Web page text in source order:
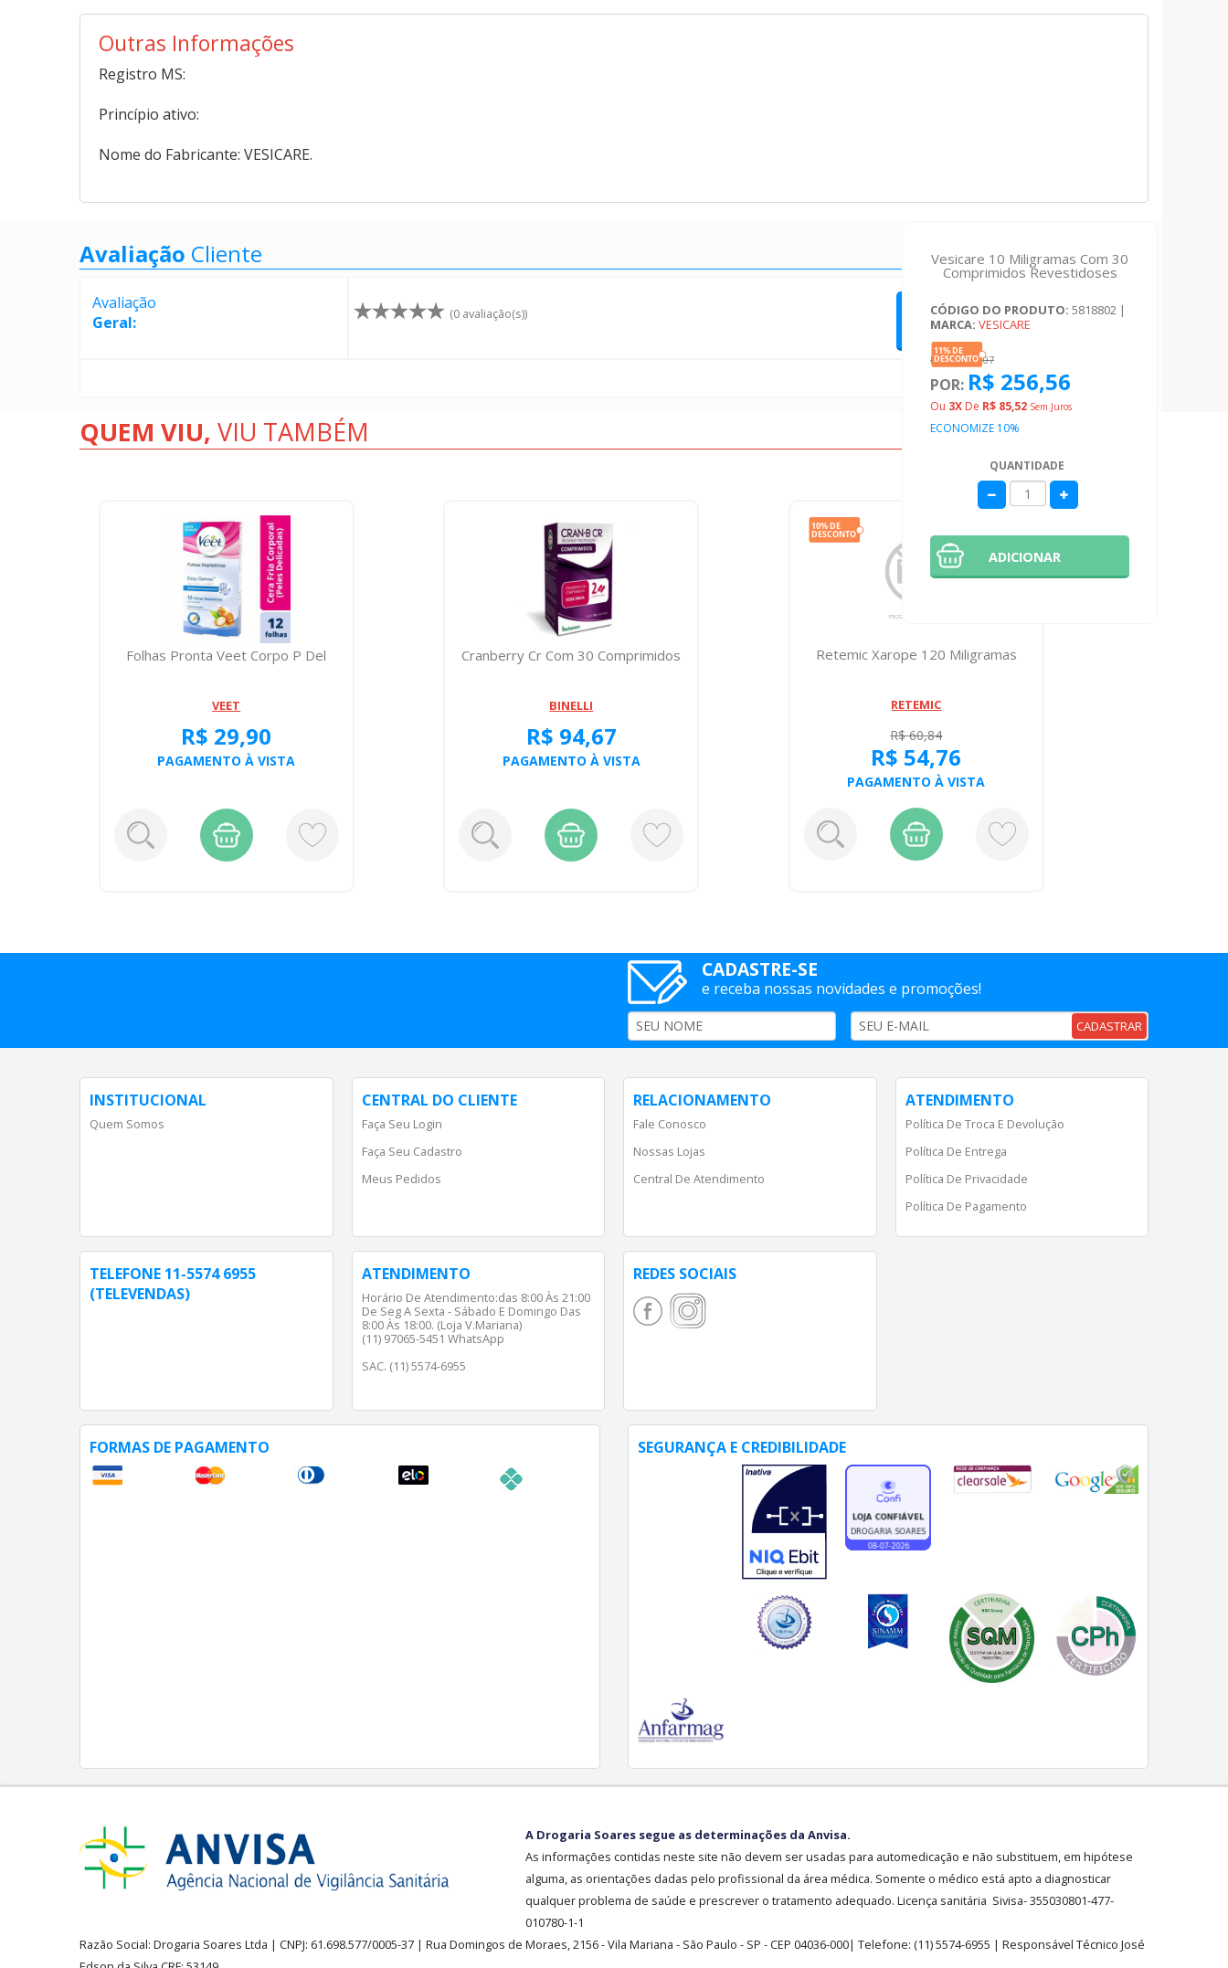
Outras Informações
Registro MS:
Princípio ativo:
Nome do Fabricante: VESICARE.
Vesicare 10 Miligramas Com 30
Comprimidos Revestidoses
CÓDIGO DO PRODUTO: 5818802 |
MARCA: VESICARE
DE: R$ 285,07
POR: R$ 256,56
Ou 3X De R$ 85,52 Sem Juros
ECONOMIZE 10%
QUANTIDADE
ADICIONAR
Avaliação Cliente
Avaliação
Geral:
(0 avaliação(s)) QUERO FAZER UMA AVALIAÇÃO
QUEM VIU, VIU TAMBÉM
Folhas Pronta Veet Corpo P Del
VEET
R$ 29,90
PAGAMENTO À VISTA
Cranberry Cr Com 30 Comprimidos
BINELLI
R$ 94,67
PAGAMENTO À VISTA
Retemic Xarope 120 Miligramas
RETEMIC
R$ 60,84
R$ 54,76
PAGAMENTO À VISTA
CADASTRE-SE
e receba nossas novidades e promoções!
CADASTRAR
INSTITUCIONAL
Quem Somos
CENTRAL DO CLIENTE
Faça Seu Login
Faça Seu Cadastro
Meus Pedidos
RELACIONAMENTO
Fale Conosco
Nossas Lojas
Central De Atendimento
ATENDIMENTO
Política De Troca E Devolução
Política De Entrega
Política De Privacidade
Política De Pagamento
TELEFONE 11-5574 6955
(TELEVENDAS)
ATENDIMENTO
Horário De Atendimento:das 8:00 Às 21:00
De Seg A Sexta - Sábado E Domingo Das
8:00 Às 18:00. (Loja V.Mariana)
(11) 97065-5451 WhatsApp
SAC. (11) 5574-6955
REDES SOCIAIS
FORMAS DE PAGAMENTO SEGURANÇA E CREDIBILIDADE
A Drogaria Soares segue as determinações da Anvisa.
As informações contidas neste site não devem ser usadas para automedicação e não substituem, em hipótese
alguma, as orientações dadas pelo profissional da área médica. Somente o médico está apto a diagnosticar
qualquer problema de saúde e prescrever o tratamento adequado. Licença sanitária Sivisa- 355030801-477-
010780-1-1
Razão Social: Drogaria Soares Ltda | CNPJ: 61.698.577/0005-37 | Rua Domingos de Moraes, 2156-Vila Mariana - São Paulo - SP - CEP 04036-000| Telefone: (11)5574-6955 | Responsável Técnico José